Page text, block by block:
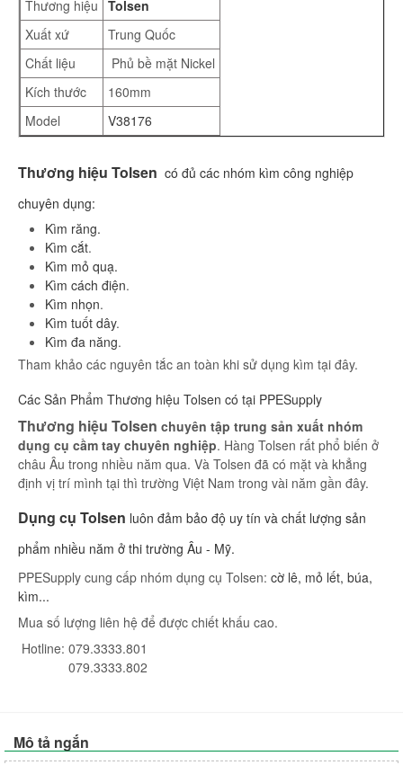
Thương hiệu Tolsen
Xuất xứ
Trung Quốc
Chất liệu
Phủ bề mặt Nickel
Kích thước
160mm
Model
V38176
Thương hiệu Tolsen có đủ các nhóm kìm công nghiệp
chuyên dụng:
Kìm răng.
Kìm cắt.
Kìm mỏ quạ.
Kìm cách điện.
Kìm nhọn.
Kìm tuốt dây.
Kìm đa năng.
Tham khảo các nguyên tắc an toàn khi sử dụng kìm tại đây.
Các Sản Phẩm Thương hiệu Tolsen có tại PPESupply
Thương hiệu Tolsen chuyên tập trung sản xuất nhóm
dụng cụ cầm tay chuyên nghiệp. Hàng Tolsen rất phổ biến ở
châu Âu trong nhiều năm qua. Và Tolsen đã có mặt và khẳng
định vị trí mình tại thì trường Việt Nam trong vài năm gần đây.
Dụng cụ Tolsen luôn đảm bảo độ uy tín và chất lượng sản
phẩm nhiều năm ở thi trường Âu - Mỹ.
PPESupply cung cấp nhóm dụng cụ Tolsen: cờ lê, mỏ lết, búa,
kìm...
Mua số lượng liên hệ để được chiết khấu cao.
Hotline: 079.3333.801
079.3333.802
Mô tả ngắn